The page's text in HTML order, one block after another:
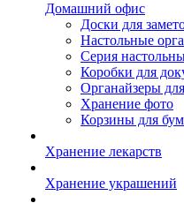
Домашний офис
Доски для
Настольные
Серия
Коробки для
Органайзеры
Хранение фото
Корзины для
Хранение лекарств
Хранение украшений